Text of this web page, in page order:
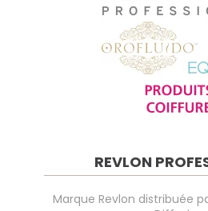
REVLON
Marque Revlon distribuée